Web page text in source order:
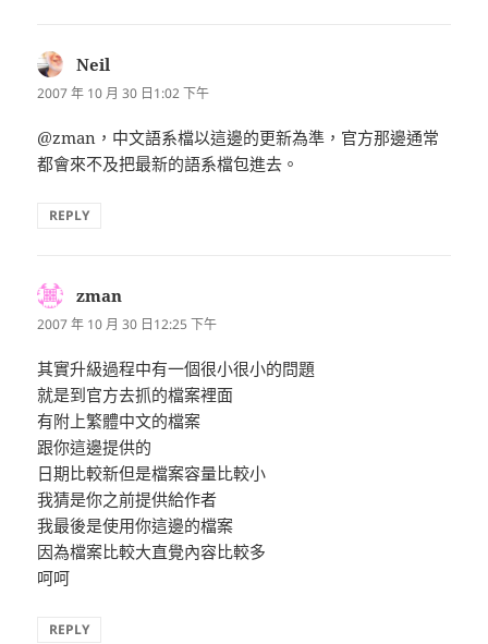
Neil
示:
2007 年 10 月 30 日1:02 下午
@zman，中文語系檔以這邊的更新為準，官方那邊通常
都會來不及把最新的語系檔包進去。
REPLY
zman
示:
2007 年 10 月 30 日12:25 下午
其實升級過程中有一個很小很小的問題
就是到官方去抓的檔案裡面
有附上繁體中文的檔案
跟你這邊提供的
日期比較新但是檔案容量比較小
我猜是你之前提供給作者
我最後是使用你這邊的檔案
因為檔案比較大直覺內容比較多
呵呵
REPLY